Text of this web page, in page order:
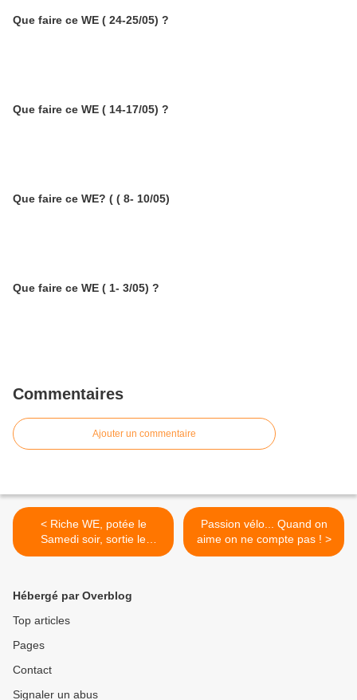
Que faire ce WE ( 24-25/05) ?
Que faire ce WE ( 14-17/05) ?
Que faire ce WE? ( ( 8- 10/05)
Que faire ce WE ( 1- 3/05) ?
Commentaires
Ajouter un commentaire
< Riche WE, potée le
Samedi soir, sortie le
Dimanche...
Passion vélo... Quand on
aime on ne compte pas ! >
Hébergé par Overblog
Top articles
Pages
Contact
Signaler un abus